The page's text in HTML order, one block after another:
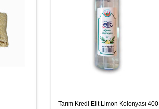
Tarım Kredi Elit Limon Kolonyası 400